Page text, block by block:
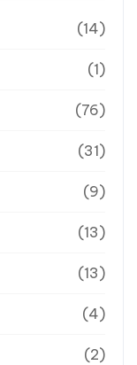
(14)
(1)
(76)
(31)
(9)
(13)
(13)
(4)
(2)